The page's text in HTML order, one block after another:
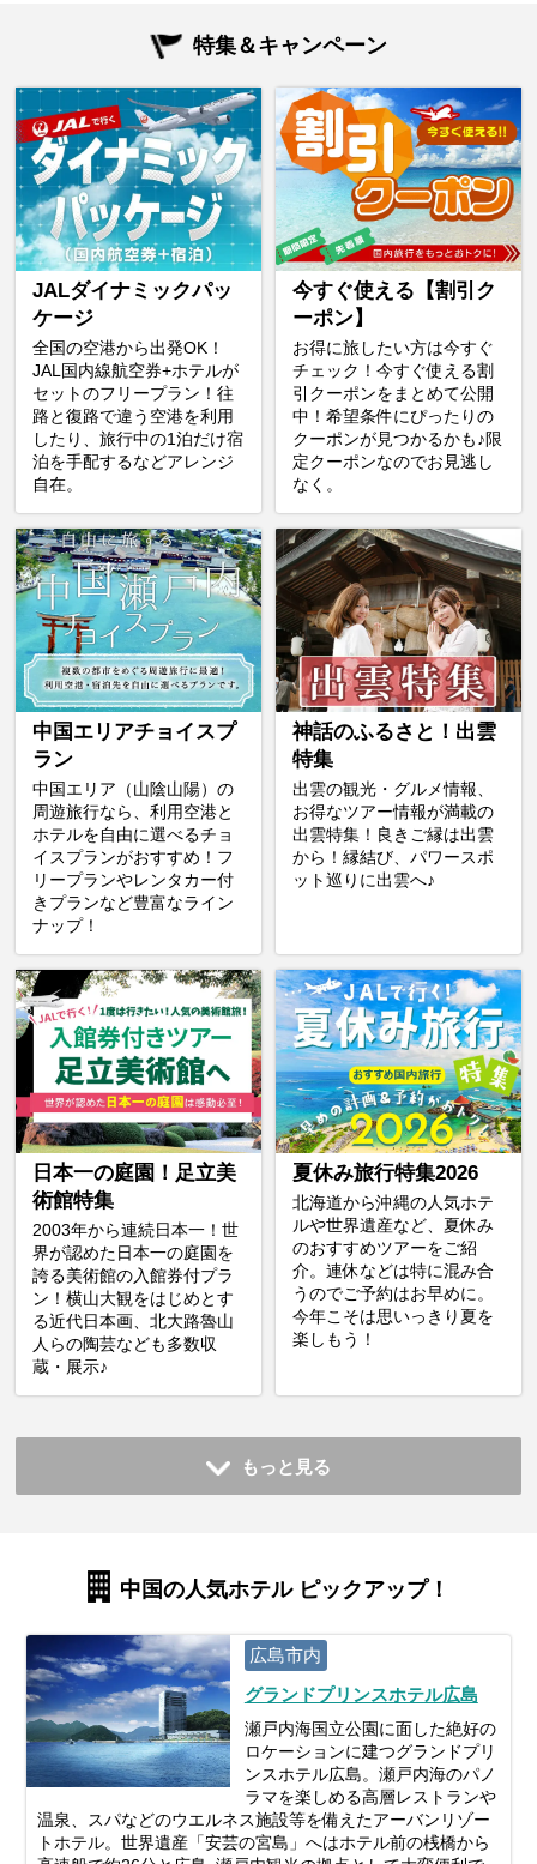
特集＆キャンペーン
JALダイナミックパッ
ケージ
全国の空港から出発OK！
JAL国内線航空券+ホテルが
セットのフリープラン！往
路と復路で違う空港を利用
したり、旅行中の1泊だけ宿
泊を手配するなどアレンジ
自在。
今すぐ使える【割引ク
ーポン】
お得に旅したい方は今すぐ
チェック！今すぐ使える割
引クーポンをまとめて公開
中！希望条件にぴったりの
クーポンが見つかるかも♪限
定クーポンなのでお見逃し
なく。
中国エリアチョイスプ
ラン
中国エリア（山陰山陽）の
周遊旅行なら、利用空港と
ホテルを自由に選べるチョ
イスプランがおすすめ！フ
リープランやレンタカー付
きプランなど豊富なライン
ナップ！
神話のふるさと！出雲
特集
出雲の観光・グルメ情報、
お得なツアー情報が満載の
出雲特集！良きご縁は出雲
から！縁結び、パワースポ
ット巡りに出雲へ♪
日本一の庭園！足立美
術館特集
2003年から連続日本一！世
界が認めた日本一の庭園を
誇る美術館の入館券付プラ
ン！横山大観をはじめとす
る近代日本画、北大路魯山
人らの陶芸なども多数収
蔵・展示♪
夏休み旅行特集2026
北海道から沖縄の人気ホテ
ルや世界遺産など、夏休み
のおすすめツアーをご紹
介。連休などは特に混み合
うのでご予約はお早めに。
今年こそは思いっきり夏を
楽しもう！
もっと見る
中国の人気ホテル ピックアップ！
広島市内
グランドプリンスホテル広島
瀬戸内海国立公園に面した絶好の
ロケーションに建つグランドプリ
ンスホテル広島。瀬戸内海のパノ
ラマを楽しめる高層レストランや
温泉、スパなどのウエルネス施設等を備えたアーバンリゾー
トホテル。世界遺産「安芸の宮島」へはホテル前の桟橋から